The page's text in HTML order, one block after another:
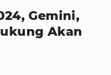
Gemini,
Akan